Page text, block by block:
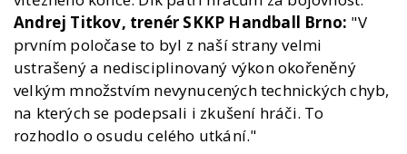
Andrej Titkov, trenér SKKP Handball Brno: "V
prvním poločase to byl z naší strany velmi
ustrašený a nedisciplinovaný výkon okořeněný
velkým množstvím nevynucených technických chyb,
na kterých se podepsali i zkušení hráči. To
rozhodlo o osudu celého utkání."